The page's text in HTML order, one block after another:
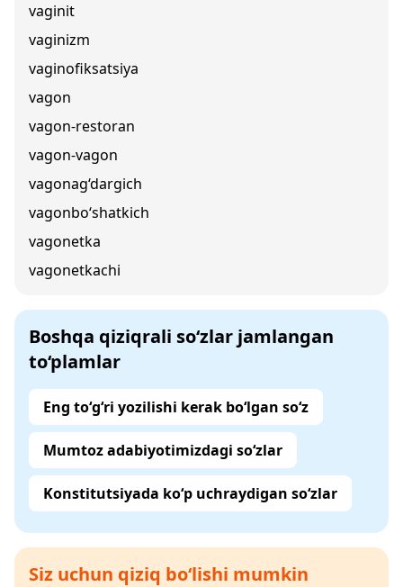
vaginit
vaginizm
vaginofiksatsiya
vagon
vagon-restoran
vagon-vagon
vagonag‘dargich
vagonbo‘shatkich
vagonetka
vagonetkachi
Boshqa qiziqrali so‘zlar jamlangan
to‘plamlar
Eng to‘g‘ri yozilishi kerak bo‘lgan so‘z
Mumtoz adabiyotimizdagi so‘zlar
Konstitutsiyada ko‘p uchraydigan so‘zlar
Siz uchun qiziq bo‘lishi mumkin